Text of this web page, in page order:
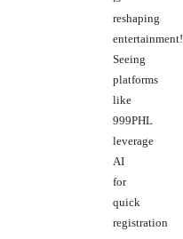
reshaping
entertainment!
Seeing
platforms
like
999PHL
leverage
AI
for
quick
registration